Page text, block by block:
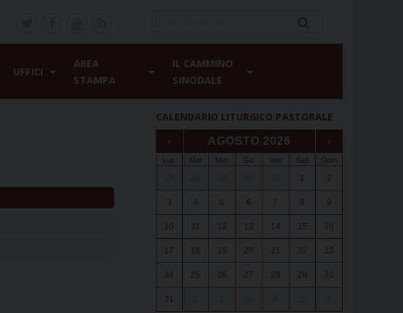
UFFICI
AREA
STAMPA
IL CAMMINO
SINODALE
CALENDARIO LITURGICO PASTORALE
‹ AGOSTO 2026 ›
Lun Mar Mer Gio Ven Sab Dom
1 2
3 4 5 6 7 8 9
10 11 12 13 14 15 16
17 18 19 20 21 22 23
24 25 26 27 28 29 30
31